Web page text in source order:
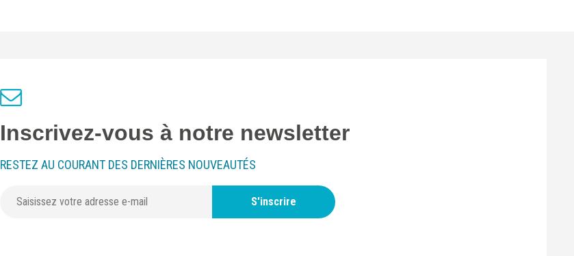
Inscrivez-vous à notre newsletter
RESTEZ AU COURANT DES DERNIÈRES NOUVEAUTÉS
S'inscrire